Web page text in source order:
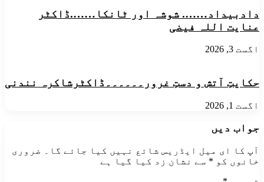
دادبیداد…….​ شوشہ اور ٹانکا…….ڈاکٹر
عنایت اللہ فیضی
اگست 3, 2026
حکایتِ آتش و دستِ غرور۔۔۔۔۔۔ڈاکٹرشاکرہ نندنی
اگست 1, 2026
جواب دیں
آپ کا ای میل ایڈریس شائع نہیں کیا جائے گا۔
ضروری
خانوں کو * سے نشان زد کیا گیا ہے